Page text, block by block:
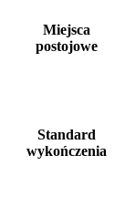
Miejsca
postojowe
Standard
wykończenia